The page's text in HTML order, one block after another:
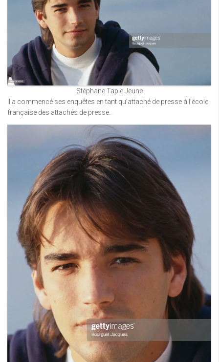
Stéphane Tapie Jeune
Il a commencé ses enquêtes en tant qu’attaché de presse à l’école
française des attachés de presse.